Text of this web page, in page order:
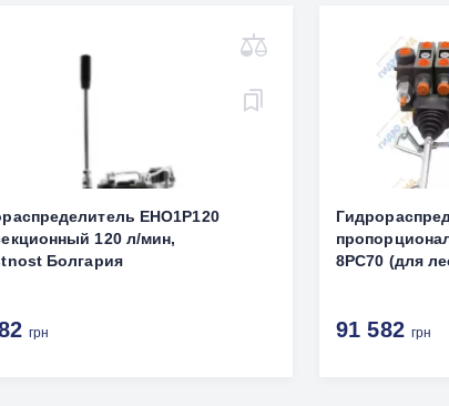
ЕНО1Р120
120 л/мин,
Болгария
грн
8РС70 (для
91 582 грн